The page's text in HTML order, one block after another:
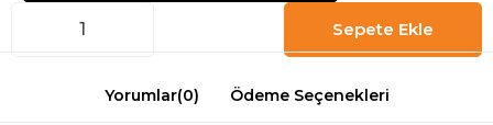
Yorumlar(0) Ödeme Seçenekleri